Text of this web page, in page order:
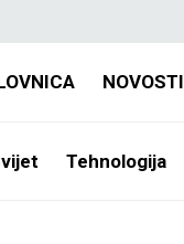
NOVOSTI
Tehnologija